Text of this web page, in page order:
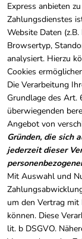
Express anbieten
Zahlungsdienstes
Website Daten
Browsertyp,
analysiert. Hierzu
Cookies
Die Verarbeitung
Grundlage des Art.
überwiegenden
Angebot von
Gründen, die sich
jederzeit dieser
Mit Auswahl und
um den Vertrag
können. Diese
lit. b DSGVO.